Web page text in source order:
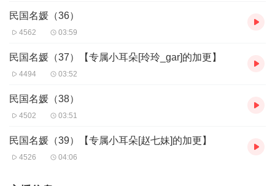
民国名媛（36）
4562 03:59
民国名媛（37）【专属小耳朵[玲玲_gar]的加更】
4494 03:52
民国名媛（38）
4502 03:51
民国名媛（39）【专属小耳朵[赵七妹]的加更】
4526 04:06